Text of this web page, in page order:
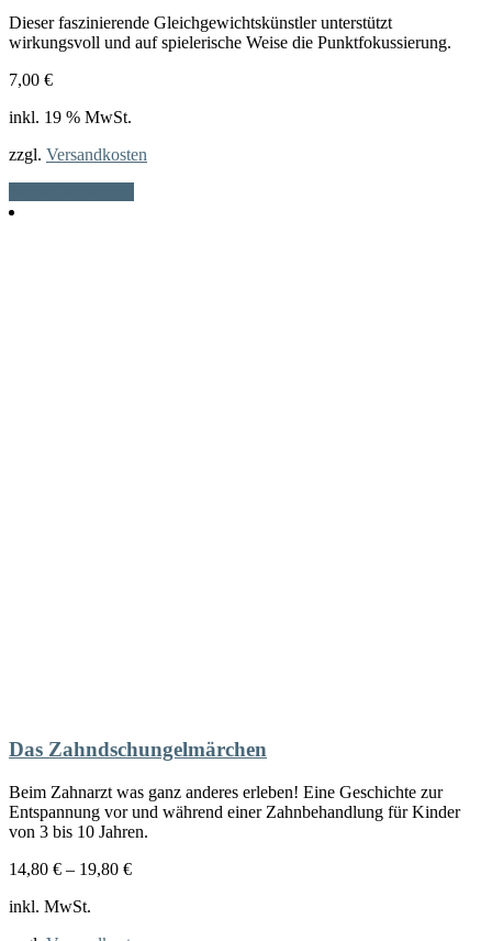
Dieser faszinierende Gleichgewichtskünstler unterstützt
wirkungsvoll und auf spielerische Weise die Punktfokussierung.
7,00 €
inkl. 19 % MwSt.
zzgl. Versandkosten
Das Zahndschungelmärchen
Beim Zahnarzt was ganz anderes erleben! Eine Geschichte zur
Entspannung vor und während einer Zahnbehandlung für Kinder
von 3 bis 10 Jahren.
14,80 € – 19,80 €
inkl. MwSt.